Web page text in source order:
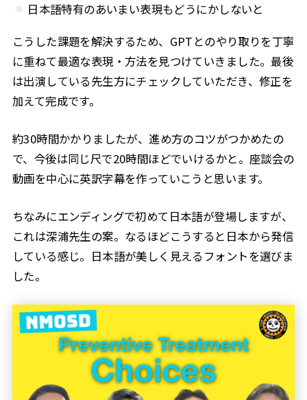
日本語特有のあいまい表現もどうにかしないと
こうした課題を解決するため、GPTとのやり取りを丁寧
に重ねて最適な表現・方法を見つけていきました。最後
は出演している先生方にチェックしていただき、修正を
加えて完成です。
約30時間かかりましたが、進め方のコツがつかめたの
で、今後は同じ尺で20時間ほどでいけるかと。座談会の
動画を中心に英訳字幕を作っていこうと思います。
ちなみにエンディングで初めて日本語が登場しますが、
これは深浦先生の案。なるほどこうすると日本から発信
している感じ。日本語が美しく見えるフォントを選びま
した。